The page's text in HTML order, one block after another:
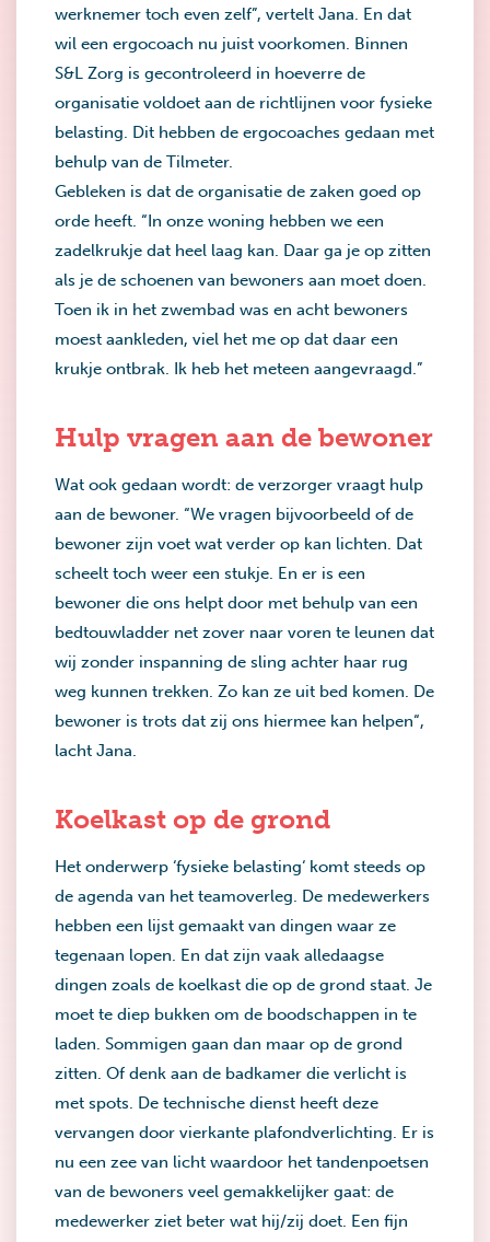
werknemer toch even zelf”, vertelt Jana. En dat
wil een ergocoach nu juist voorkomen. Binnen
S&L Zorg is gecontroleerd in hoeverre de
organisatie voldoet aan de richtlijnen voor fysieke
belasting. Dit hebben de ergocoaches gedaan met
behulp van de Tilmeter.
Gebleken is dat de organisatie de zaken goed op
orde heeft. “In onze woning hebben we een
zadelkrukje dat heel laag kan. Daar ga je op zitten
als je de schoenen van bewoners aan moet doen.
Toen ik in het zwembad was en acht bewoners
moest aankleden, viel het me op dat daar een
krukje ontbrak. Ik heb het meteen aangevraagd.”
Hulp vragen aan de bewoner
Wat ook gedaan wordt: de verzorger vraagt hulp
aan de bewoner. “We vragen bijvoorbeeld of de
bewoner zijn voet wat verder op kan lichten. Dat
scheelt toch weer een stukje. En er is een
bewoner die ons helpt door met behulp van een
bedtouwladder net zover naar voren te leunen dat
wij zonder inspanning de sling achter haar rug
weg kunnen trekken. Zo kan ze uit bed komen. De
bewoner is trots dat zij ons hiermee kan helpen“,
lacht Jana.
Koelkast op de grond
Het onderwerp ‘fysieke belasting‘ komt steeds op
de agenda van het teamoverleg. De medewerkers
hebben een lijst gemaakt van dingen waar ze
tegenaan lopen. En dat zijn vaak alledaagse
dingen zoals de koelkast die op de grond staat. Je
moet te diep bukken om de boodschappen in te
laden. Sommigen gaan dan maar op de grond
zitten. Of denk aan de badkamer die verlicht is
met spots. De technische dienst heeft deze
vervangen door vierkante plafondverlichting. Er is
nu een zee van licht waardoor het tandenpoetsen
van de bewoners veel gemakkelijker gaat: de
medewerker ziet beter wat hij/zij doet. Een fijn